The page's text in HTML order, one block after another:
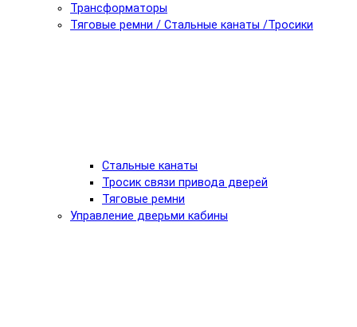
Трансформаторы
Тяговые ремни / Стальные канаты /Тросики
Стальные канаты
Тросик связи привода дверей
Тяговые ремни
Управление дверьми кабины